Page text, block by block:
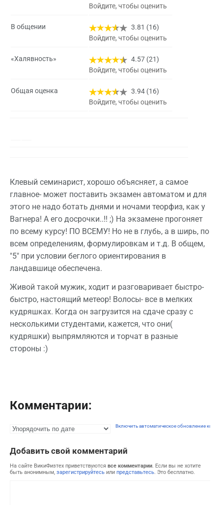
Войдите, чтобы оценить
В общении
3.81 (16)
Войдите, чтобы оценить
«Халявность»
4.57 (21)
Войдите, чтобы оценить
Общая оценка
3.94 (16)
Войдите, чтобы оценить
Клевый семинарист, хорошо объясняет, а самое
главное- может поставить экзамен автоматом и для
этого не надо ботать днями и ночами теорфиз, как у
Вагнера! А его досрочки..!! ;) На экзамене прогоняет
по всему курсу! ПО ВСЕМУ! Но не в глубь, а в ширь, по
всем определениям, формулировкам и т.д. В общем,
"5" при условии беглого ориентирования в
ландавшице обеспечена.
Живой такой мужик, ходит и разговаривает быстро-
быстро, настоящий метеор! Волосы- все в мелких
кудряшках. Когда он загрузится на сдаче сразу с
несколькими студентами, кажется, что они(
кудряшки) выпрямляются и торчат в разные
стороны :)
Комментарии:
Включить автоматическое обновление
Добавить свой комментарий
На сайте ВикиФизтех приветствуются все комментарии. Если вы не хотите
быть анонимным, зарегистрируйтесь или представьтесь. Это бесплатно.